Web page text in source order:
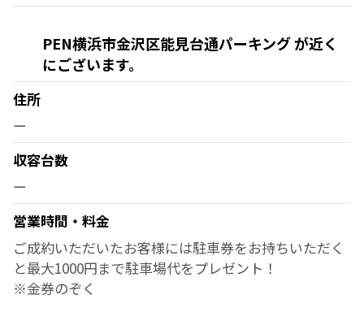
PEN横浜市金沢区能見台通パーキング が近く
にございます。
住所
ー
収容台数
ー
営業時間・料金
ご成約いただいたお客様には駐車券をお持ちいただく
と最大1000円まで駐車場代をプレゼント！
※金券のぞく